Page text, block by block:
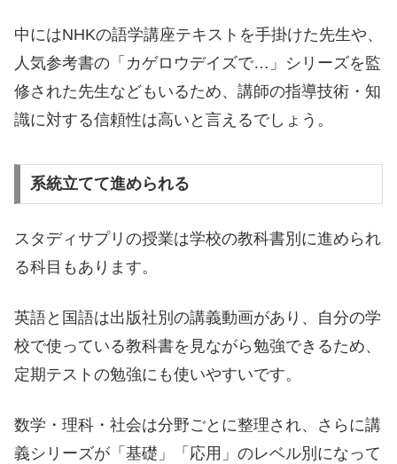
中にはNHKの語学講座テキストを手掛けた先生や、
人気参考書の「カゲロウデイズで…」シリーズを監
修された先生などもいるため、講師の指導技術・知
識に対する信頼性は高いと言えるでしょう。
系統立てて進められる
スタディサプリの授業は学校の教科書別に進められ
る科目もあります。
英語と国語は出版社別の講義動画があり、自分の学
校で使っている教科書を見ながら勉強できるため、
定期テストの勉強にも使いやすいです。
数学・理科・社会は分野ごとに整理され、さらに講
義シリーズが「基礎」「応用」のレベル別になって